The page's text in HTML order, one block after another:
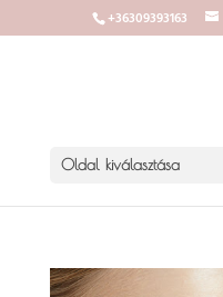
+36309393163
Oldal kiválasztása